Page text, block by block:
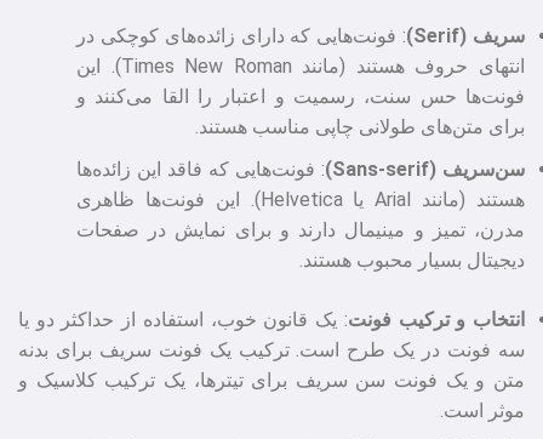
سریف (Serif)
: فونت‌هایی که دارای زائده‌های کوچکی در
انتهای حروف هستند (مانند Times New Roman). این
فونت‌ها حس سنت، رسمیت و اعتبار را القا می‌کنند و
برای متن‌های طولانی چاپی مناسب هستند.
سن‌سریف (Sans-serif)
: فونت‌هایی که فاقد این زائده‌ها
هستند (مانند Arial یا Helvetica). این فونت‌ها ظاهری
مدرن، تمیز و مینیمال دارند و برای نمایش در صفحات
دیجیتال بسیار محبوب هستند.
انتخاب و ترکیب فونت: یک قانون خوب، استفاده از حداکثر دو یا
سه فونت در یک طرح است. ترکیب یک فونت سریف برای بدنه
متن و یک فونت سن‌ سریف برای تیترها، یک ترکیب کلاسیک و
موثر است.